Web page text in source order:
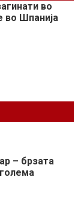
во
во Шпанија
– брзата